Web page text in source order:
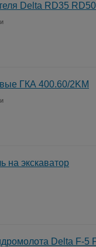
Delta RD35
ГКА 400.60/2KM
на экскаватор
Delta F-5